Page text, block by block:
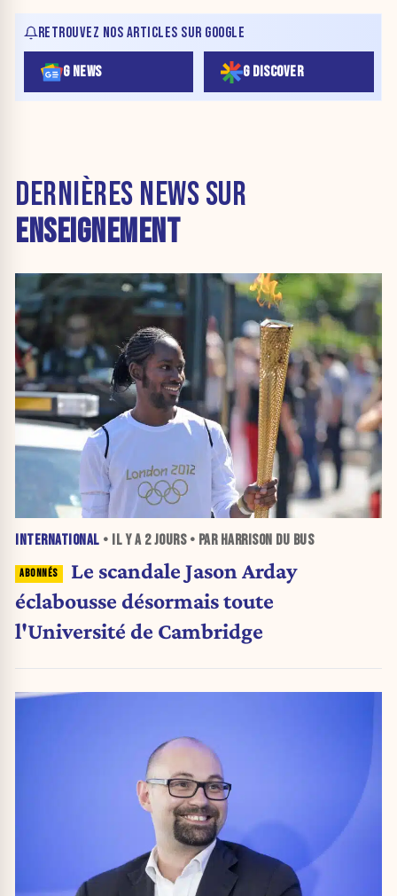
RETROUVEZ NOS ARTICLES SUR GOOGLE
G NEWS G DISCOVER
DERNIÈRES NEWS SUR
ENSEIGNEMENT
INTERNATIONAL • IL Y A 2 JOURS• PAR HARRISON DU BUS
Le scandale Jason Arday
éclabousse désormais toute
l'Université de Cambridge